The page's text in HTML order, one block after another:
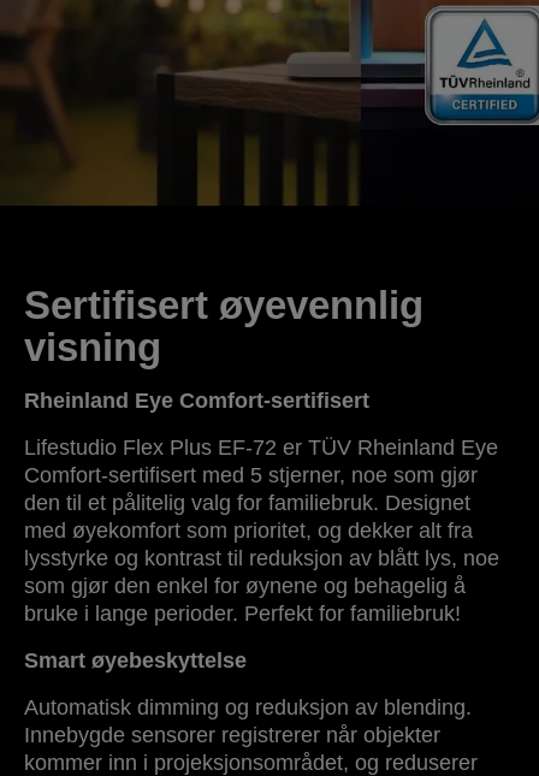
Sertifisert øyevennlig
visning
Rheinland Eye Comfort-sertifisert
Lifestudio Flex Plus EF-72 er TÜV Rheinland Eye
Comfort-sertifisert med 5 stjerner, noe som gjør
den til et pålitelig valg for familiebruk. Designet
med øyekomfort som prioritet, og dekker alt fra
lysstyrke og kontrast til reduksjon av blått lys, noe
som gjør den enkel for øynene og behagelig å
bruke i lange perioder. Perfekt for familiebruk!
Smart øyebeskyttelse
Automatisk dimming og reduksjon av blending.
Innebygde sensorer registrerer når objekter
kommer inn i projeksjonsområdet, og reduserer